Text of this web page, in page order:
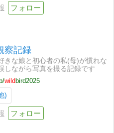
察記録
きな娘と初心者の私(母)が慣れな
しながら写真を撮る記録です
wild bird2025
)